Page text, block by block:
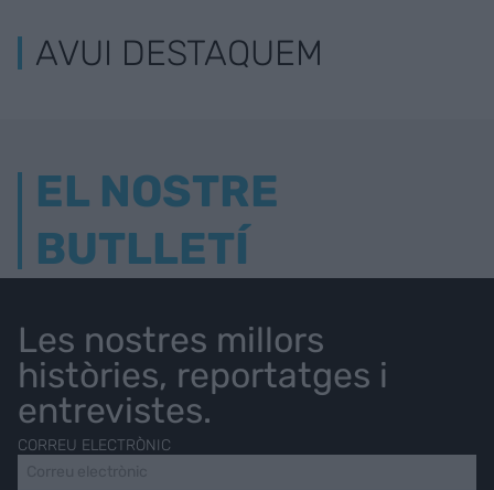
AVUI DESTAQUEM
EL NOSTRE
BUTLLETÍ
Les nostres millors
històries, reportatges i
entrevistes.
CORREU ELECTRÒNIC